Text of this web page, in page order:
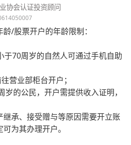
协会认证投资顾问
/股票开户的年龄限制：
于70周岁的自然人可通过手机自助
营业部柜台开户；
岁的公民，开户需提供收入证明，
继承、接受赠与等原因需要开立账
为其办理开户。